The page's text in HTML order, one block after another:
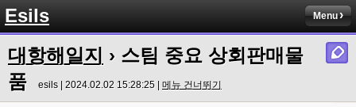
Esils Menu
대항해일지 › 스팀 중요 상회판매물
품
esils | 2024.02.02 15:28:25 | 메뉴 건너뛰기
esils 00:03
아녀요 하실꺼 하셔도 되요 ㅋ
esils 00:04
라이믹스로 갈아타야되나 말아야하나 심히 고민중입니다 ㅋ
esils 00:04